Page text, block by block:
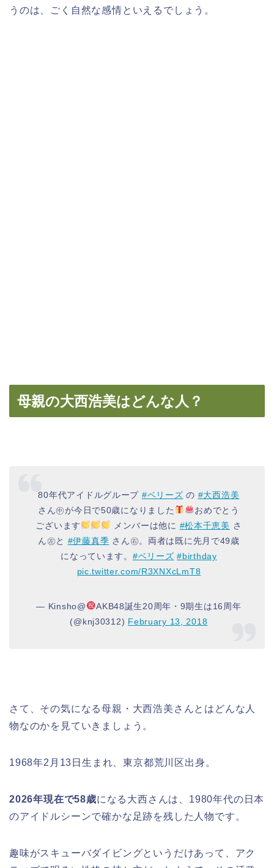
うのは、ごく自然な感情といえるでしょう。
母親の大西浩美はどんな人？
80年代アイドルグループ #ベリーズ の #大西浩美
さん㊥が今日で50歳になりました
おめでとう
ございます
メンバーは他に #松本千恵美 さ
ん㊧と #伊藤真季 さん㊨。両者は既に先月で49歳
になっています。 #ベリーズ #birthday
pic.twitter.com/R3XNXcLmT8
— Kinsho@
AKB48誕生20周年・9期生は16周年
(@knj30312) February 13, 2018
さて、その気になる母親・大西浩美さんとはどんな人
物なのかを見ていきましょう。
1968年2月13日生まれ、東京都荒川区出身。
2026年現在で58歳になる大西さんは、1980年代の日本
のアイドルシーンで確かな足跡を残した人物です。
趣味がスキューバダイビングというだけあって、アク